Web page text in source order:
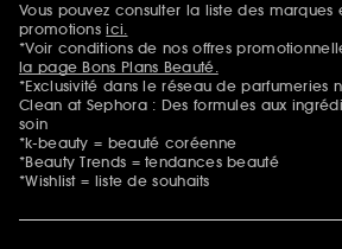
Mentions additionnelles
Vous pouvez consulter la liste des marques
promotionsici.
*Voir conditions de nos offres
la page Bons Plans Beauté.
*Exclusivité dans le réseau de parfumeries
Clean at Sephora : Des formules aux
soin
*k-beauty = beauté coréenne
*Beauty Trends = tendances beauté
*Wishlist = liste de souhaits